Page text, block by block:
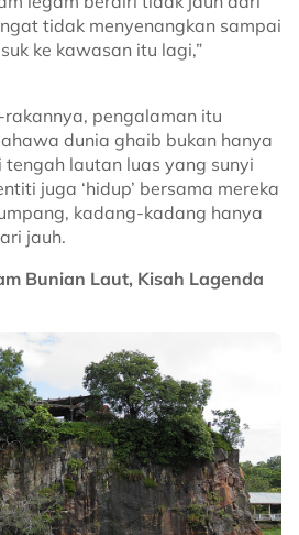
tidak menyenangkan sampai
ke kawasan itu lagi,”
pengalaman itu
dunia ghaib bukan hanya
lautan luas yang sunyi
juga ‘hidup’ bersama mereka
kadang-kadang hanya
jauh.
Bunian Laut, Kisah Lagenda